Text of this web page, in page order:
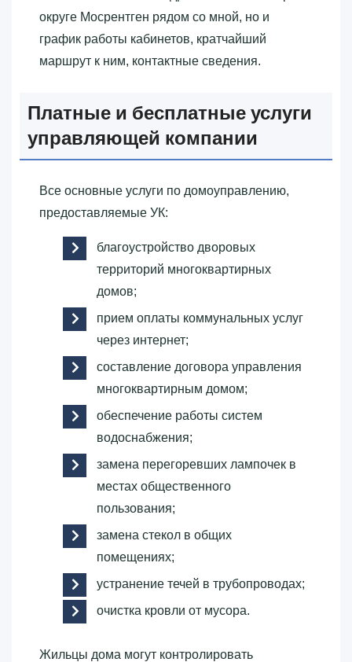
округе Мосрентген рядом со мной, но и
график работы кабинетов, кратчайший
маршрут к ним, контактные сведения.
Платные и бесплатные услуги
управляющей компании
Все основные услуги по домоуправлению,
предоставляемые УК:
благоустройство дворовых
территорий многоквартирных
домов;
прием оплаты коммунальных услуг
через интернет;
составление договора управления
многоквартирным домом;
обеспечение работы систем
водоснабжения;
замена перегоревших лампочек в
местах общественного
пользования;
замена стекол в общих
помещениях;
устранение течей в трубопроводах;
очистка кровли от мусора.
Жильцы дома могут контролировать